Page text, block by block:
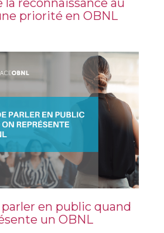
priorité en OBNL
parler en public quand
un OBNL